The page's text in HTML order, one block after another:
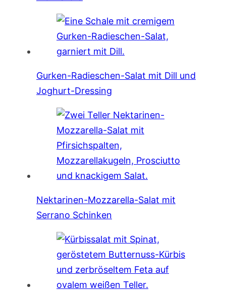
Gurken-Radieschen-Salat mit Dill und
Joghurt-Dressing
Nektarinen-Mozzarella-Salat mit
Serrano Schinken